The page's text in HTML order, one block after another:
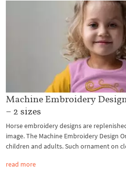
Machine Embroidery
– 2 sizes
Horse embroidery designs are
image. The Machine Embroidery Design
children and adults. Such ornament on
read more